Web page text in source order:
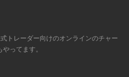
トレーダー向けのオンラインのチャー
ってます。